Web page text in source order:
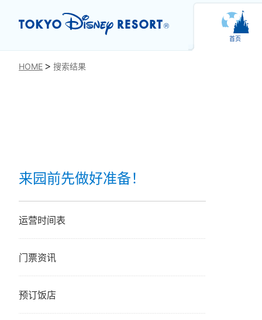
首页
HOME 搜索结果
来园前先做好准备！
运营时间表
门票资讯
预订饭店